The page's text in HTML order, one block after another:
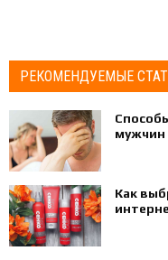
РЕКОМЕНДУЕМЫЕ
мужчин
Как